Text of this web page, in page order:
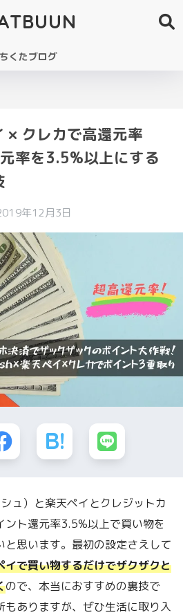
ちくたブログ
× クレカで高還元率
率を3.5%以上にする
年12月3日
ュ）と楽天ペイとクレジットカ
ント還元率3.5%以上で買い物を
と思います。最初の設定さえして
イで買い物するだけでザクザクと
ので、本当におすすめの裏技で
もありますが、ぜひ生活に取り入